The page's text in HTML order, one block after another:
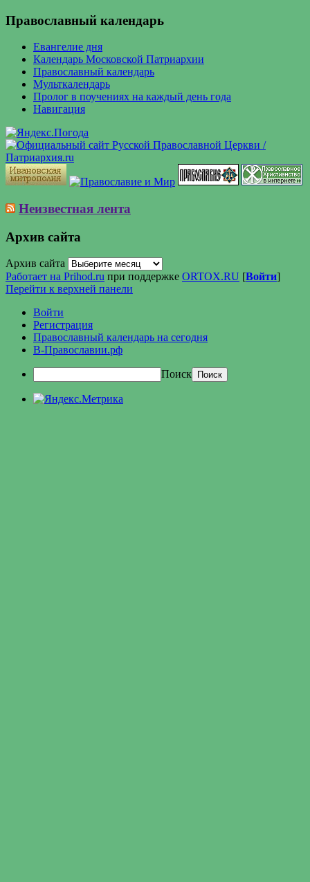
Православный календарь
Евангелие дня
Календарь Московской Патриархии
Православный календарь
Мульткалендарь
Пролог в поучениях на каждый день года
Навигация
Неизвестная лента
Архив сайта
Архив сайта
Работает на Prihod.ru при поддержке ORTOX.RU [Войти]
Перейти к верхней панели
Войти
Регистрация
Православный календарь на сегодня
В-Православии.рф
Поиск